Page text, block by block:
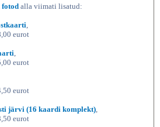
1974
fotod alla viimati lisatud:
eurot
eurot
eurot
järvi (16 kaardi komplekt)
eurot